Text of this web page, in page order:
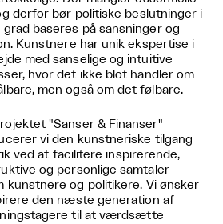
derfor bør politiske beslutninger i
grad baseres på sansninger og
Kunstnere har unik ekspertise i
med sanselige og intuitive
hvor det ikke blot handler om
men også om det følbare.
"Sanser & Finanser"
vi den kunstneriske tilgang
ved at facilitere inspirerende,
og personlige samtaler
kunstnere og politikere. Vi ønsker
den næste generation af
til at værdsætte